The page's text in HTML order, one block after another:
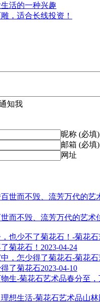
活的一种兴趣
，适合长线投资！
知我
昵称 (必填)
邮箱 (必填)
网址
而不毁、流芳万代的艺术
菊花石！ 2023-04-24
了菊花石2023-04-10
春分至
山